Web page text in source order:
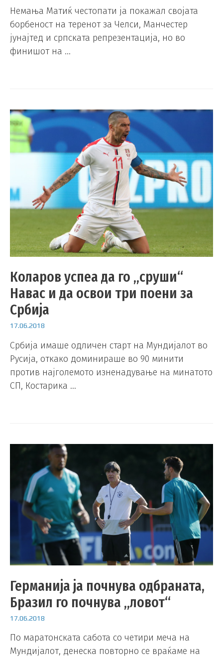
Немања Матиќ честопати ја покажал својата
борбеност на теренот за Челси, Манчестер
јунајтед и српската репрезентација, но во
финишот на …
Коларов успеа да го „сруши“
Навас и да освои три поени за
Србија
17.06.2018
Србија имаше одличен старт на Мундијалот во
Русија, откако доминираше во 90 минити
против најголемото изненадување на минатото
СП, Костарика …
Германија ја почнува одбраната,
Бразил го почнува „ловот“
17.06.2018
По маратонската сабота со четири меча на
Мундијалот, денеска повторно се враќаме на